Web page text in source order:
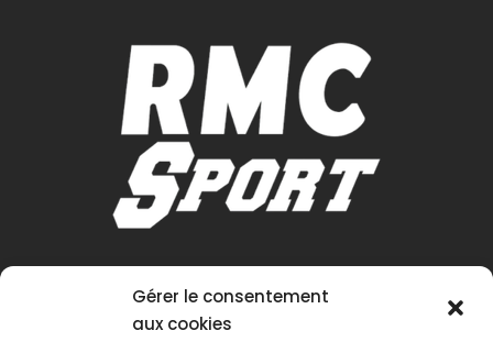
Gérer le consentement
aux cookies